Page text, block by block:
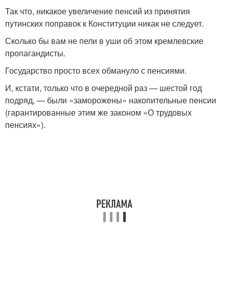
Так что, никакое увеличение пенсий из принятия
путинских поправок к Конституции никак не следует.
Сколько бы вам не пели в уши об этом кремлевские
пропагандисты.
Государство просто всех обмануло с пенсиями.
И, кстати, только что в очередной раз — шестой год
подряд, — были «заморожены» накопительные пенсии
(гарантированные этим же законом «О трудовых
пенсиях»).